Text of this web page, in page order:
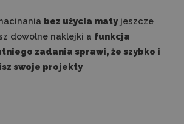
bez użycia maty jeszcze
dowolne naklejki a funkcja
zadania sprawi, że szybko i
swoje projekty